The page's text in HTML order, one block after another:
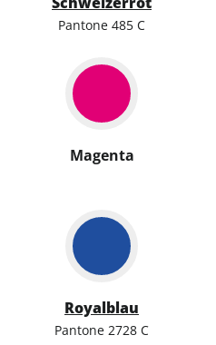
Pantone 485 C
Magenta
Royalblau
Pantone 2728 C